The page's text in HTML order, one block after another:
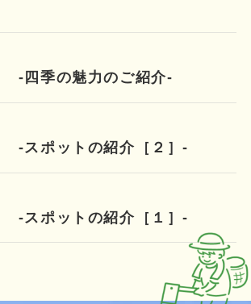
‐四季の魅力のご紹介‐
‐スポットの紹介［２］‐
‐スポットの紹介［１］‐